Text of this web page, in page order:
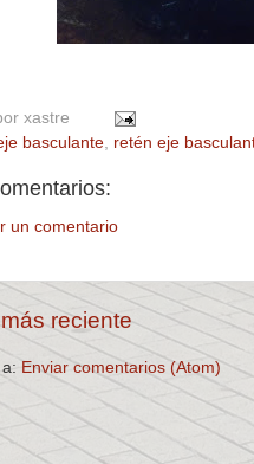
xastre
basculante retén eje
un comentario
reciente
Enviar comentarios (Atom)